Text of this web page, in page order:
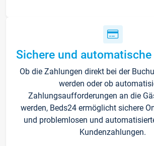
Sichere und
Ob die Zahlungen direkt bei der
werden oder ob
Zahlungsaufforderungen an die
werden, Beds24 ermöglicht sichere
und problemlosen und
Kundenzahlungen.